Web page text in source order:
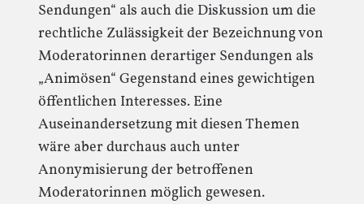
Sendungen“ als auch die Diskussion um die
rechtliche Zulässigkeit der Bezeichnung von
Moderatorinnen derartiger Sendungen als
„Animösen“ Gegenstand eines gewichtigen
öffentlichen Interesses. Eine
Auseinandersetzung mit diesen Themen
wäre aber durchaus auch unter
Anonymisierung der betroffenen
Moderatorinnen möglich gewesen.